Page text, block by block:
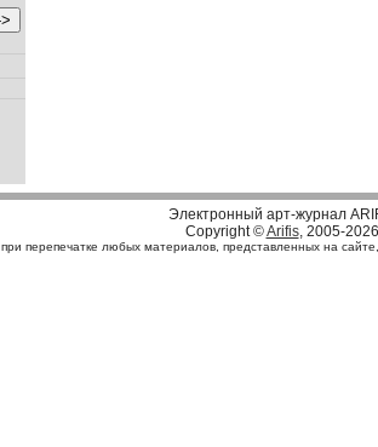
Электронный арт-журнал
Copyright ©Arifis, 2005-2026
при перепечатке любых материалов, представленных на